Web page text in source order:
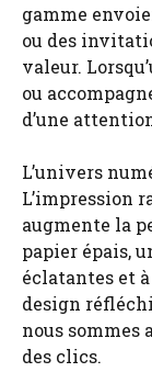
gamme
ou des
valeur.
ou
d’une
L’univers
L’impression
augmente la
papier épais,
éclatantes et
design
nous sommes
des clics.